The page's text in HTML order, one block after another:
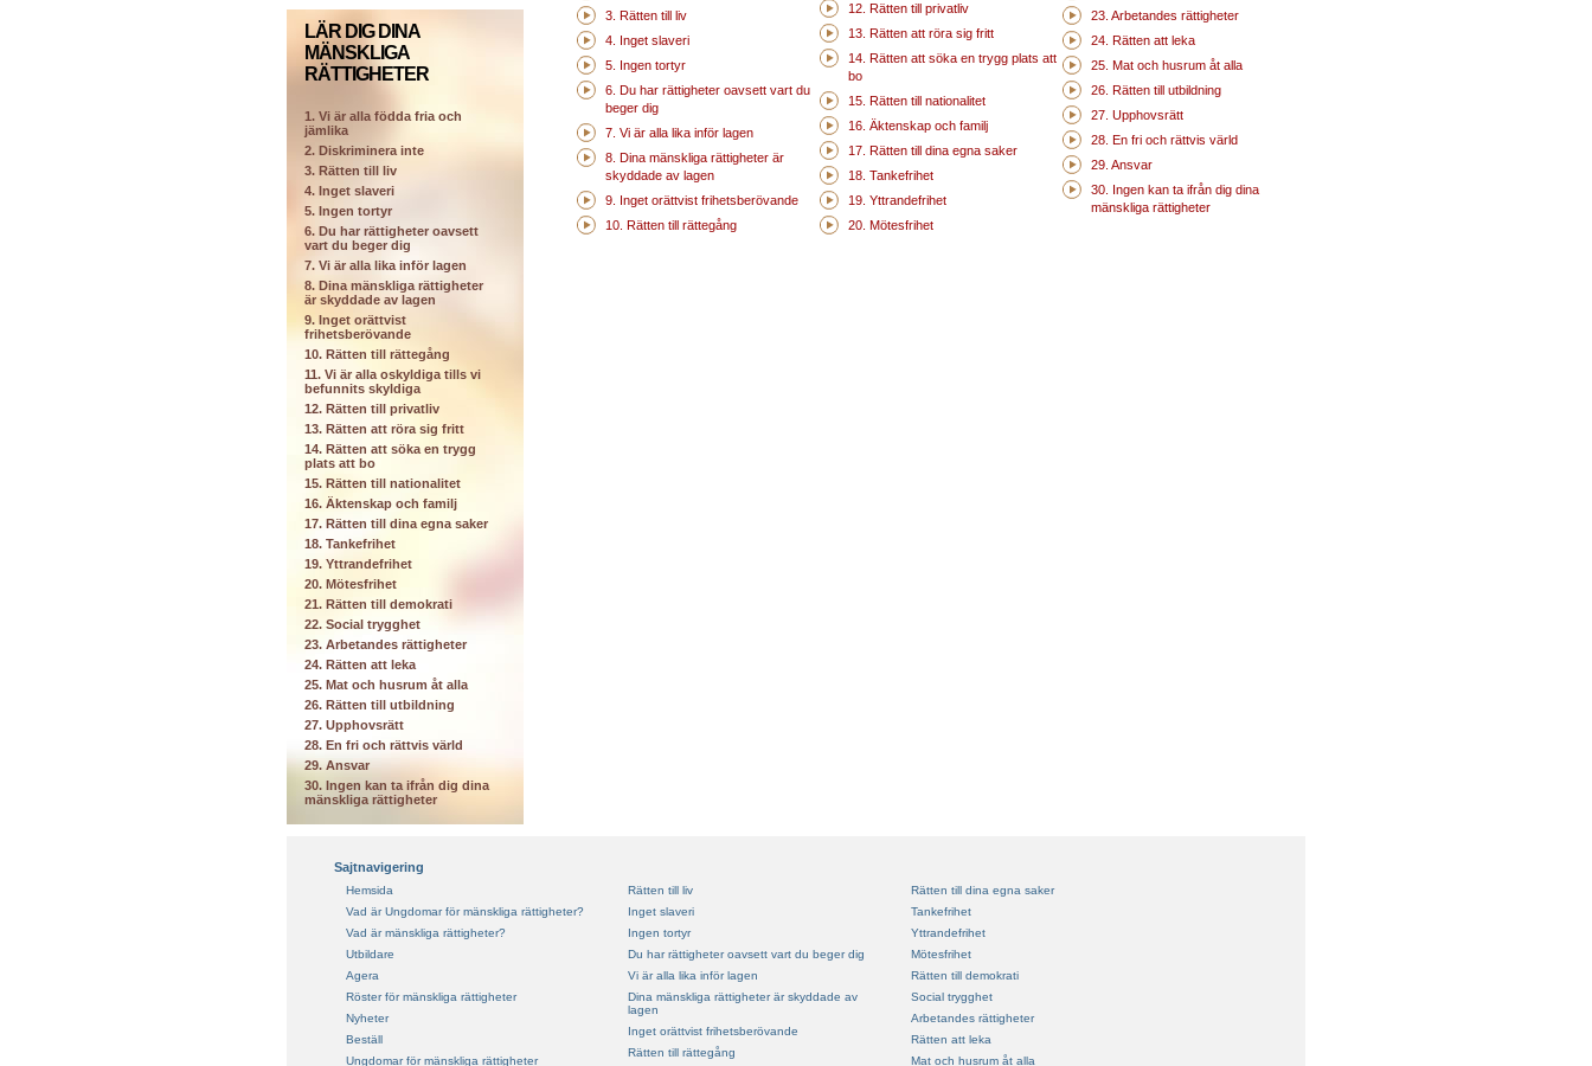
LÄR DIG DINA
MÄNSKLIGA
RÄTTIGHETER
1. Vi är alla födda fria och
jämlika
2. Diskriminera inte
3. Rätten till liv
4. Inget slaveri
5. Ingen tortyr
6. Du har rättigheter oavsett
vart du beger dig
7. Vi är alla lika inför lagen
8. Dina mänskliga rättigheter
är skyddade av lagen
9. Inget orättvist
frihetsberövande
10. Rätten till rättegång
11. Vi är alla oskyldiga tills vi
befunnits skyldiga
12. Rätten till privatliv
13. Rätten att röra sig fritt
14. Rätten att söka en trygg
plats att bo
15. Rätten till nationalitet
16. Äktenskap och familj
17. Rätten till dina egna saker
18. Tankefrihet
19. Yttrandefrihet
20. Mötesfrihet
21. Rätten till demokrati
22. Social trygghet
23. Arbetandes rättigheter
24. Rätten att leka
25. Mat och husrum åt alla
26. Rätten till utbildning
27. Upphovsrätt
28. En fri och rättvis värld
29. Ansvar
30. Ingen kan ta ifrån dig dina
mänskliga rättigheter
3. Rätten till liv
4. Inget slaveri
5. Ingen tortyr
6. Du har rättigheter oavsett vart du
beger dig
7. Vi är alla lika inför lagen
8. Dina mänskliga rättigheter är
skyddade av lagen
9. Inget orättvist frihetsberövande
10. Rätten till rättegång
12. Rätten till privatliv
13. Rätten att röra sig fritt
14. Rätten att söka en trygg plats att
bo
15. Rätten till nationalitet
16. Äktenskap och familj
17. Rätten till dina egna saker
18. Tankefrihet
19. Yttrandefrihet
20. Mötesfrihet
23. Arbetandes rättigheter
24. Rätten att leka
25. Mat och husrum åt alla
26. Rätten till utbildning
27. Upphovsrätt
28. En fri och rättvis värld
29. Ansvar
30. Ingen kan ta ifrån dig dina
mänskliga rättigheter
Sajtnavigering
Hemsida
Vad är Ungdomar för mänskliga rättigheter?
Vad är mänskliga rättigheter?
Utbildare
Agera
Röster för mänskliga rättigheter
Nyheter
Beställ
Ungdomar för mänskliga rättigheter
Rätten till liv
Inget slaveri
Ingen tortyr
Du har rättigheter oavsett vart du beger dig
Vi är alla lika inför lagen
Dina mänskliga rättigheter är skyddade av
lagen
Inget orättvist frihetsberövande
Rätten till rättegång
Rätten till dina egna saker
Tankefrihet
Yttrandefrihet
Mötesfrihet
Rätten till demokrati
Social trygghet
Arbetandes rättigheter
Rätten att leka
Mat och husrum åt alla